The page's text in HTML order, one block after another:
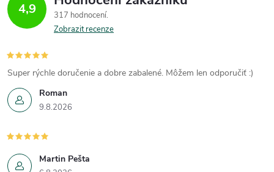
4,9
317 hodnocení
Zobrazit recenze
Roman
9.8.2026
Super rýchle doručenie a dobre zabalené. Môžem len odporučiť :)
Martin Pešta